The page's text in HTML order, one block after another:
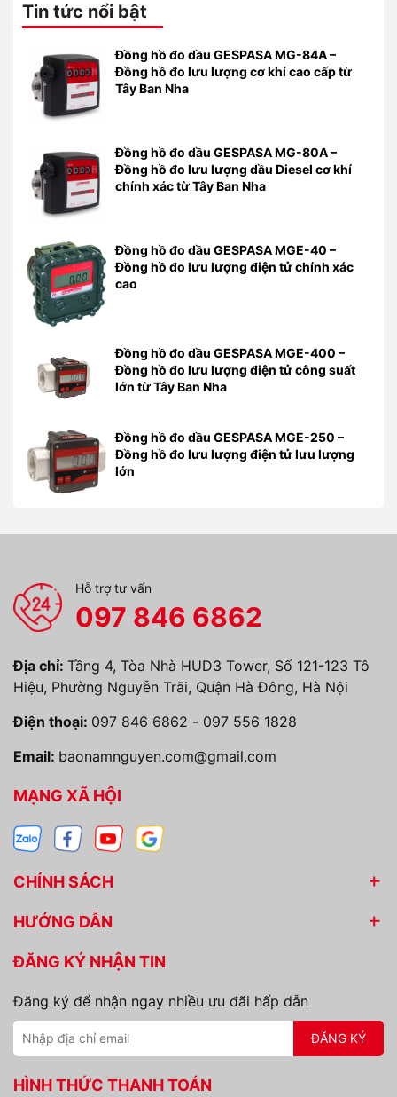
Tin tức nổi bật
Đồng hồ đo dầu GESPASA MG-84A –
Đồng hồ đo lưu lượng cơ khí cao cấp từ
Tây Ban Nha
Đồng hồ đo dầu GESPASA MG-80A –
Đồng hồ đo lưu lượng dầu Diesel cơ khí
chính xác từ Tây Ban Nha
Đồng hồ đo dầu GESPASA MGE-40 –
Đồng hồ đo lưu lượng điện tử chính xác
cao
Đồng hồ đo dầu GESPASA MGE-400 –
Đồng hồ đo lưu lượng điện tử công suất
lớn từ Tây Ban Nha
Đồng hồ đo dầu GESPASA MGE-250 –
Đồng hồ đo lưu lượng điện tử lưu lượng
lớn
Hỗ trợ tư vấn
097 846 6862
Địa chỉ: Tầng 4, Tòa Nhà HUD3 Tower, Số 121-123 Tô
Hiệu, Phường Nguyễn Trãi, Quận Hà Đông, Hà Nội
Điện thoại: 097 846 6862 - 097 556 1828
Email: baonamnguyen.com@gmail.com
MẠNG XÃ HỘI
CHÍNH SÁCH
HƯỚNG DẪN
ĐĂNG KÝ NHẬN TIN
Đăng ký để nhận ngay nhiều ưu đãi hấp dẫn
ĐĂNG KÝ
HÌNH THỨC THANH TOÁN